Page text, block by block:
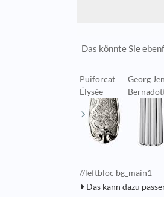
Das könnte Sie
Puiforcat
Élysée
Georg
//leftbloc bg_main1
Das kann dazu